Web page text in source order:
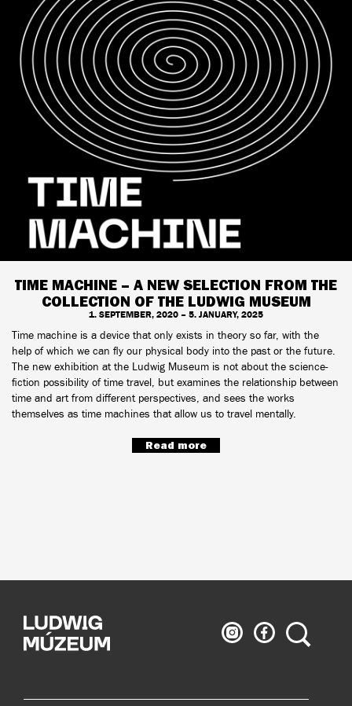
TIME MACHINE – A NEW SELECTION FROM THE
COLLECTION OF THE LUDWIG MUSEUM
1. SEPTEMBER, 2020 – 5. JANUARY, 2025
Time machine is a device that only exists in theory so far, with the
help of which we can fly our physical body into the past or the future.
The new exhibition at the Ludwig Museum is not about the science-
fiction possibility of time travel, but examines the relationship between
time and art from different perspectives, and sees the works
themselves as time machines that allow us to travel mentally.
Read more
Ludwig
Museum
Ludwig
Museum
Search